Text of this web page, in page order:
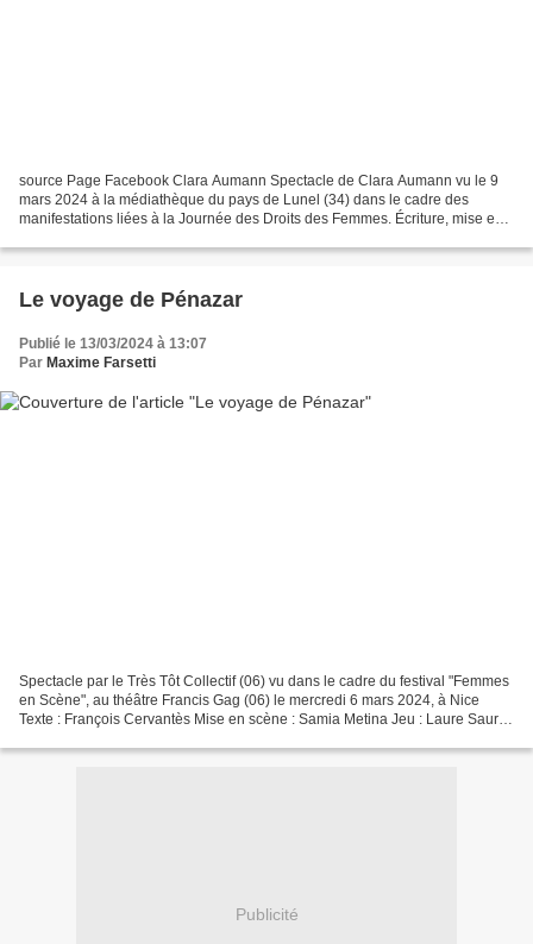
source Page Facebook Clara Aumann Spectacle de Clara Aumann vu le 9
mars 2024 à la médiathèque du pays de Lunel (34) dans le cadre des
manifestations liées à la Journée des Droits des Femmes. Écriture, mise en
Le voyage de Pénazar
Publié le 13/03/2024 à 13:07
Par Maxime Farsetti
Spectacle par le Très Tôt Collectif (06) vu dans le cadre du festival "Femmes
en Scène", au théâtre Francis Gag (06) le mercredi 6 mars 2024, à Nice
Texte : François Cervantès Mise en scène : Samia Metina Jeu : Laure Sauret
Publicité